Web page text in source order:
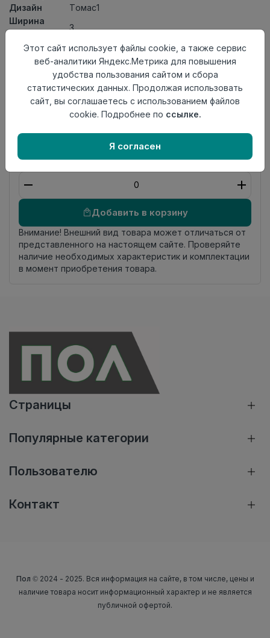
Дизайн
Томас1
Ширина
3
Общая
толщина
2мм
защитного
слоя
0,40мм
АктуальностьАктуален
происхождения
Россия
Осталось12.1 пог. м
Добавить в корзину
Внимание! Внешний вид товара может отличаться от
представленного на настоящем сайте. Проверяйте
наличие необходимых характеристик и комплектации
в момент приобретения товара.
Страницы
Популярные категории
Пользователю
Контакт
Пол © 2024 - 2025. Вся информация на сайте, в том числе, цены и
наличие товара носит информационный характер и не является
публичной офертой.
Этот сайт использует файлы cookie, а также сервис
веб-аналитики Яндекс.Метрика для повышения
удобства пользования сайтом и сбора
статистических данных. Продолжая использовать
сайт, вы соглашаетесь с использованием файлов
cookie. Подробнее по ссылке.
Я согласен